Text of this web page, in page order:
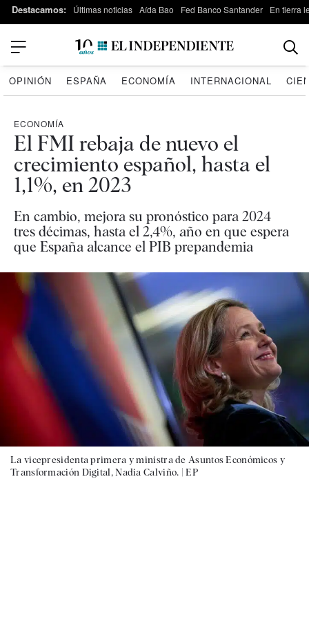
Destacamos: Últimas noticias Aída Bao Fed Banco Santander En tierra
OPINIÓN ESPAÑA ECONOMÍA INTERNACIONAL
ECONOMÍA
El FMI rebaja de nuevo el
crecimiento español, hasta el
1,1%, en 2023
En cambio, mejora su pronóstico para 2024
tres décimas, hasta el 2,4%, año en que espera
que España alcance el PIB prepandemia
La vicepresidenta primera y ministra de Asuntos Económicos y
Transformación Digital, Nadia Calviño. |EP